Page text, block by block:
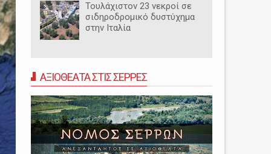
Τουλάχιστον 23 νεκροί σε
σιδηροδρομικό δυστύχημα
στην Ιταλία
ΑΞΙΟΘΕΑΤΑ ΣΤΙΣ ΣΕΡΡΕΣ